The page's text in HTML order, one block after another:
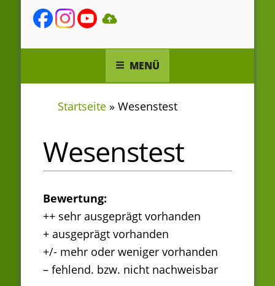
MENÜ
Startseite » Wesenstest
Wesenstest
Bewertung:
++ sehr ausgeprägt vorhanden
+ ausgeprägt vorhanden
+/- mehr oder weniger vorhanden
– fehlend. bzw. nicht nachweisbar